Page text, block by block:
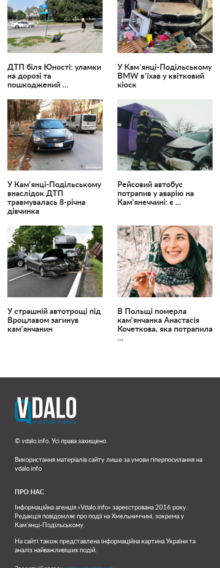
ДТП біля Юності: уламки
на дорозі та
пошкоджений ...
У Камʼянці-Подільському
BMW вʼїхав у квітковий
кіоск
У Кам’янці-Подільському
внаслідок ДТП
травмувалась 8-річна
дівчинка
Рейсовий автобус
потрапив у аварію на
Кам’янеччині: є ...
У страшній автотрощі під
Вроцлавом загинув
кам’янчанин
В Польщі померла
кам’янчанка Анастасія
Кочеткова, яка потрапила
...
© vdalo.info. Усі права захищено.
Використання матеріалів сайту лише за умови гіперпосилання на
vdalo.info
ПРО НАС
Інформаційна агенція «Vdalo.info» зареєстрована 2016 року.
Редакція повідомляє про події на Хмельниччині, зокрема у
Кам'янці-Подільському.
На сайті також представлена інформаційна картина України та
аналіз найважливіших подій.